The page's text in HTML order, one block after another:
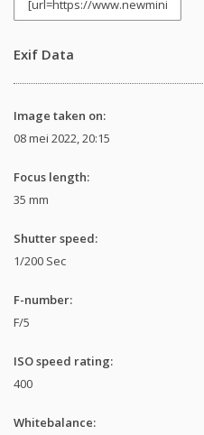
Exif Data
Image taken on:
08 mei 2022, 20:15
Focus length:
35 mm
Shutter speed:
1/200 Sec
F-number:
F/5
ISO speed rating:
400
Whitebalance: